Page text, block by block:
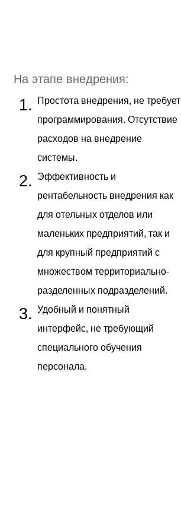
На этапе внедрения:
Простота внедрения, не требует
программирования. Отсутствие
расходов на внедрение
системы.
Эффективность и
рентабельность внедрения как
для отельных отделов или
маленьких предприятий, так и
для крупный предприятий с
множеством территориально-
разделенных подразделений.
Удобный и понятный
интерфейс, не требующий
специального обучения
персонала.